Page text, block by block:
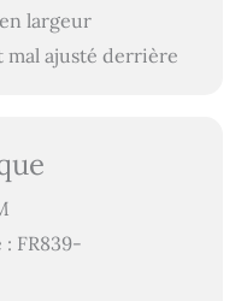
largeur
mal ajusté derrière
FR839-